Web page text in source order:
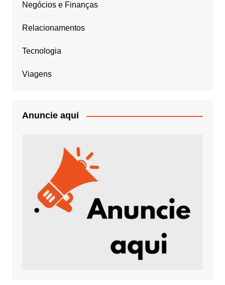
Negócios e Finanças
Relacionamentos
Tecnologia
Viagens
Anuncie aqui